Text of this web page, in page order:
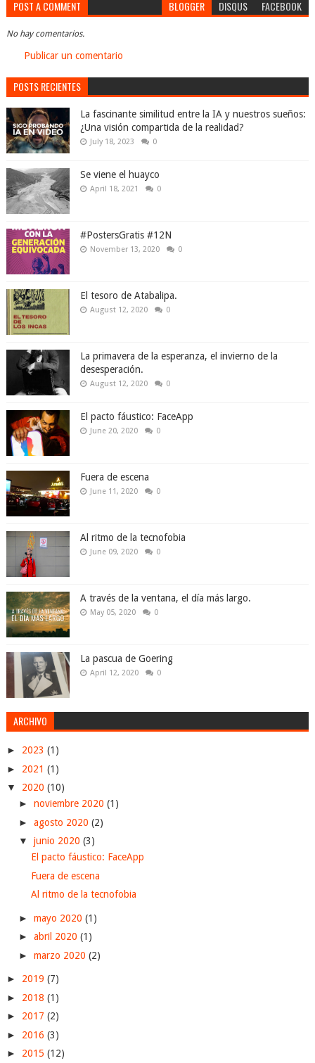
POST A COMMENT BLOGGER DISQUS FACEBOOK
No hay comentarios.
Publicar un comentario
POSTS RECIENTES
La fascinante similitud entre la IA y nuestros sueños:
¿Una visión compartida de la realidad?
July 18, 2023 0
Se viene el huayco
April 18, 2021 0
#PostersGratis #12N
November 13, 2020 0
El tesoro de Atabalipa.
August 12, 2020 0
La primavera de la esperanza, el invierno de la
desesperación.
August 12, 2020 0
El pacto fáustico: FaceApp
June 20, 2020 0
Fuera de escena
June 11, 2020 0
Al ritmo de la tecnofobia
June 09, 2020 0
A través de la ventana, el día más largo.
May 05, 2020 0
La pascua de Goering
April 12, 2020 0
ARCHIVO
► 2023 (1)
► 2021 (1)
▼ 2020 (10)
► noviembre 2020 (1)
► agosto 2020 (2)
▼ junio 2020 (3)
El pacto fáustico: FaceApp
Fuera de escena
Al ritmo de la tecnofobia
► mayo 2020 (1)
► abril 2020 (1)
► marzo 2020 (2)
► 2019 (7)
► 2018 (1)
► 2017 (2)
► 2016 (3)
► 2015 (12)